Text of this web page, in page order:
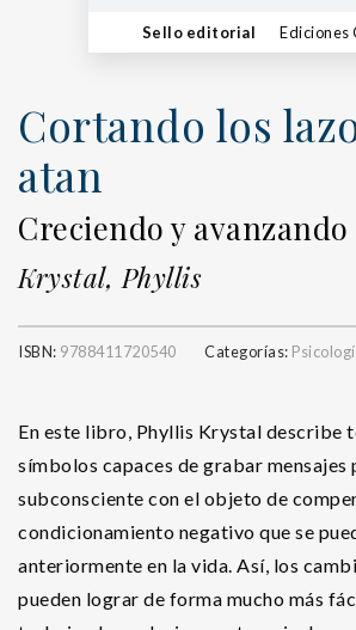
Sello editorial Ediciones
Cortando los
atan
Creciendo y avanzando
Krystal, Phyllis
ISBN: 9788411720540 Categorías:
En este libro, Phyllis Krystal describe
símbolos capaces de grabar mensajes
subconsciente con el objeto de
condicionamiento negativo que se
anteriormente en la vida. Así, los
pueden lograr de forma mucho más